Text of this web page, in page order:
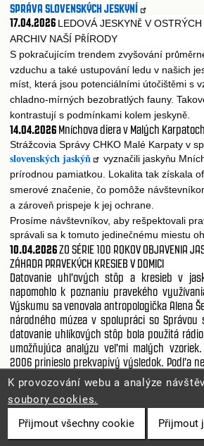
SPRÁVA SLOVENSKÝCH JESKYNÍ
17.04.2026 LEDOVÁ JESKYNĚ V
ARCHIV NAŠÍ PŘÍRODY
S pokračujícím trendem zvyšování průmě
vzduchu a také ustupování ledu v našich
míst, která jsou potenciálními útočištěmi s
chladno-mírných bezobratlých fauny.
kontrastují s podmínkami kolem jeskyně
14.04.2026 Mníchova diera v Malých Karpatoch
Strážcovia Správy CHKO Malé Karpaty v
slovenských jaskýň
vyznačili jaskyňu
prírodnou pamiatkou. Lokalita tak získala
smerové značenie, čo pomôže
a zároveň prispeje k jej ochrane.
Prosíme návštevníkov, aby rešpektovali
správali sa k tomuto jedinečnému miestu oh
10.04.2026ZO SÉRIE 100 ROKOV OBJAVENIA
ZÁHADA PRAVEKÝCH KRESIEB V DOMICI
Datovanie uhľových stôp a kresieb v
napomohlo k poznaniu pravekého
Výskumu sa venovala antropologička Alena
národného múzea v spolupráci so
datovanie uhlíkových stôp bola použitá
umožňujúca analýzu veľmi malých
2006 prinieslo prekvapivý výsledok. Podľa
– 11 200 rokov, teda patria do neskorého
však zostal ojedinelý a nepodarilo sa ho
však predbieha neolitické osídlenie
datujeme približne od polovice 6. tisícročia p.
kresieb v Domici, ak nie jej dobre známi
K provozování webu a analýze
soubory cookies.
Přijmout všechny cookie
Přijmout